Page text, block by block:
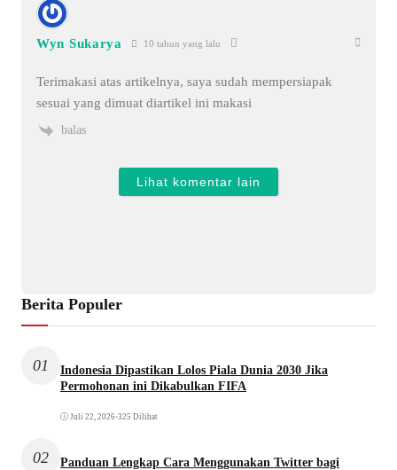
Wyn Sukarya 10 tahun yang lalu
Terimakasi atas artikelnya, saya sudah mempersiapak
sesuai yang dimuat diartikel ini makasi
balas
Lihat komentar lain
Berita Populer
01
Indonesia Dipastikan Lolos Piala Dunia 2030 Jika
Permohonan ini Dikabulkan FIFA
Juli 22, 2026•325 Dilihat
02
Panduan Lengkap Cara Menggunakan Twitter bagi